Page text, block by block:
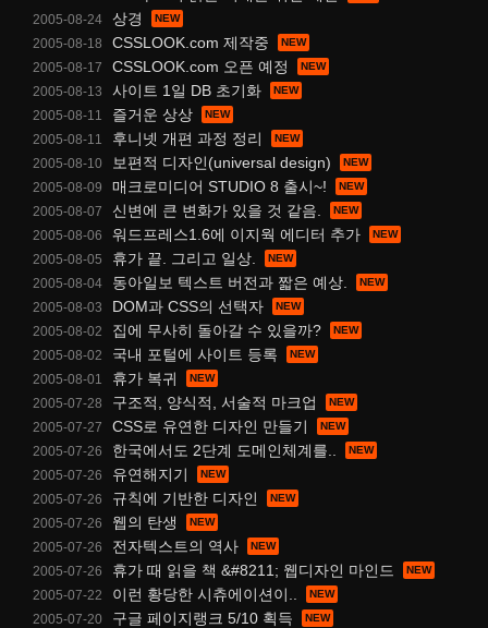
2005-08-24 상경
2005-08-18 CSSLOOK.com 제작중
2005-08-17 CSSLOOK.com 오픈 예정
2005-08-13 사이트 1일 DB 초기화
2005-08-11 즐거운 상상
2005-08-11 후니넷 개편 과정 정리
2005-08-10 보편적 디자인(universal design)
2005-08-09 매크로미디어 STUDIO 8 출시~!
2005-08-07 신변에 큰 변화가 있을 것 같음.
2005-08-06 워드프레스1.6에 이지웍 에디터 추가
2005-08-05 휴가 끝. 그리고 일상.
2005-08-04 동아일보 텍스트 버전과 짧은 예상.
2005-08-03 DOM과 CSS의 선택자
2005-08-02 집에 무사히 돌아갈 수 있을까?
2005-08-02 국내 포털에 사이트 등록
2005-08-01 휴가 복귀
2005-07-28 구조적, 양식적, 서술적 마크업
2005-07-27 CSS로 유연한 디자인 만들기
2005-07-26 한국에서도 2단계 도메인체계를..
2005-07-26 유연해지기
2005-07-26 규칙에 기반한 디자인
2005-07-26 웹의 탄생
2005-07-26 전자텍스트의 역사
2005-07-26 휴가 때 읽을 책 &#8211; 웹디자인 마인드
2005-07-22 이런 황당한 시츄에이션이..
2005-07-20 구글 페이지랭크 5/10 획득